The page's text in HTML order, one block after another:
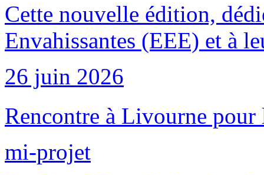
Cette nouvelle édition,
Envahissantes (EEE) et à
26 juin 2026
Rencontre à Livourne pour
mi-projet